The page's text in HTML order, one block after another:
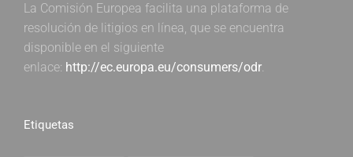
La Comisión Europea facilita una plataforma de
resolución de litigios en línea, que se encuentra
disponible en el siguiente
enlace: http://ec.europa.eu/consumers/odr.
Etiquetas